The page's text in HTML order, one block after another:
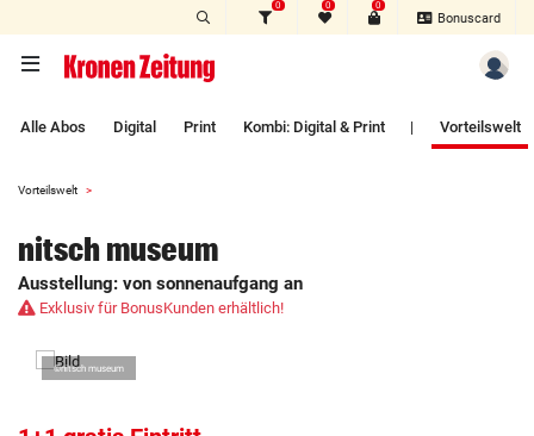
0 0 0
Bonuscard
Alle Abos Digital Print Kombi: Digital & Print | Vorteilswelt
Vorteilswelt
nitsch museum
Ausstellung: von sonnenaufgang an
Exklusiv für BonusKunden erhältlich!
©nitsch museum